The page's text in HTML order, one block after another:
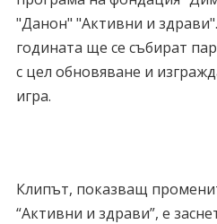
"Данон" "Активни и
годината ще се събират
с цел обновяване и
игра.
Клипът, показващ
“Активни и здрави”, е